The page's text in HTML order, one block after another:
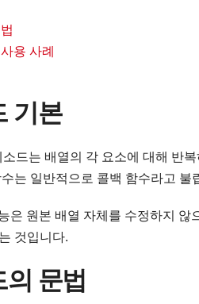
용 사례
기본
드는 배열의 각 요소에 대해 반
는 일반적으로 콜백 함수라고 불
은 원본 배열 자체를 수정하지
것입니다.
문법